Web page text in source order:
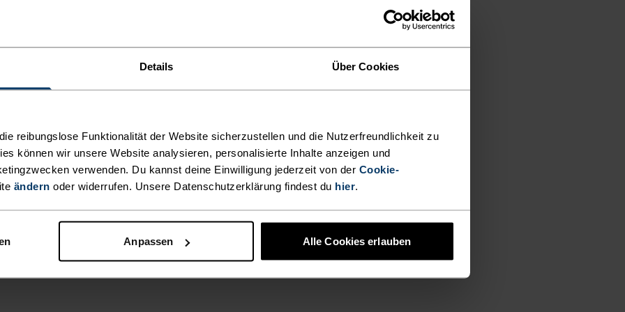
Details Über Cookies
reibungslose Funktionalität der Website sicherzustellen und die Nutzerfreundlichkeit zu
können wir unsere Website analysieren, personalisierte Inhalte anzeigen und
verwenden. Du kannst deine Einwilligung jederzeit von der Cookie-
ändern oder widerrufen. Unsere Datenschutzerklärung findest du hier.
Anpassen Alle Cookies erlauben
mit
an den
Isolierung aus
ein, ohne
Diese Jacke
Outdoor-
praktische
damit du
bist. Ein